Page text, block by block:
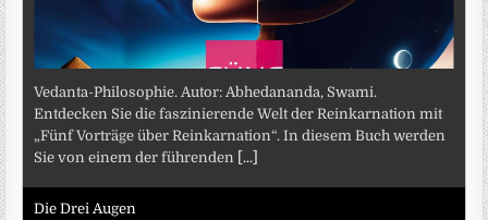
Vedanta-Philosophie. Autor: Abhedananda, Swami.
Entdecken Sie die faszinierende Welt der Reinkarnation mit
„Fünf Vorträge über Reinkarnation“. In diesem Buch werden
Sie von einem der führenden [...]
Die Drei Augen